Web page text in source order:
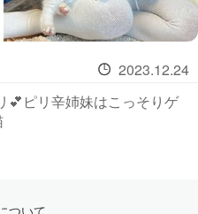
2023.12.24
💕ピリ辛姉妹はこっそりゲ